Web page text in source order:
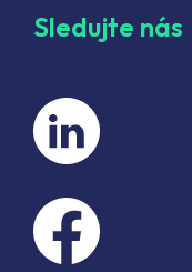
Sledujte nás